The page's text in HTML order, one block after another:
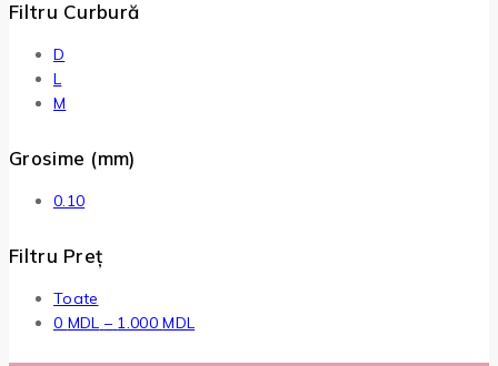
Filtru Curbură
D
L
M
Grosime (mm)
0.10
Filtru Preț
Toate
0 MDL – 1.000MDL